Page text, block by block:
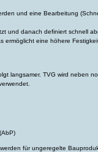
und eine Bearbeitung
und danach definiert schnell
ermöglicht eine höhere
langsamer. TVG wird neben
für ungeregelte